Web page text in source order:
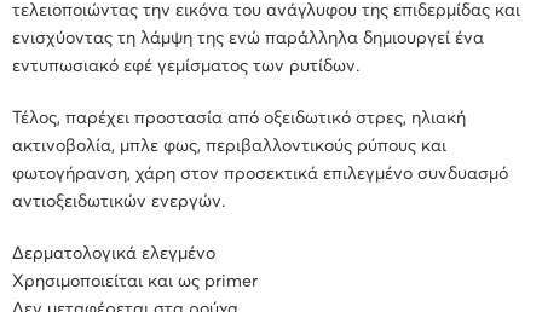
τελειοποιώντας την εικόνα του ανάγλυφου της επιδερμίδας και
ενισχύοντας τη λάμψη της ενώ παράλληλα δημιουργεί ένα
εντυπωσιακό εφέ γεμίσματος των ρυτίδων.
Τέλος, παρέχει προστασία από οξειδωτικό στρες, ηλιακή
ακτινοβολία, μπλε φως, περιβαλλοντικούς ρύπους και
φωτογήρανση, χάρη στον προσεκτικά επιλεγμένο συνδυασμό
αντιοξειδωτικών ενεργών.
Δερματολογικά ελεγμένο
Χρησιμοποιείται και ως primer